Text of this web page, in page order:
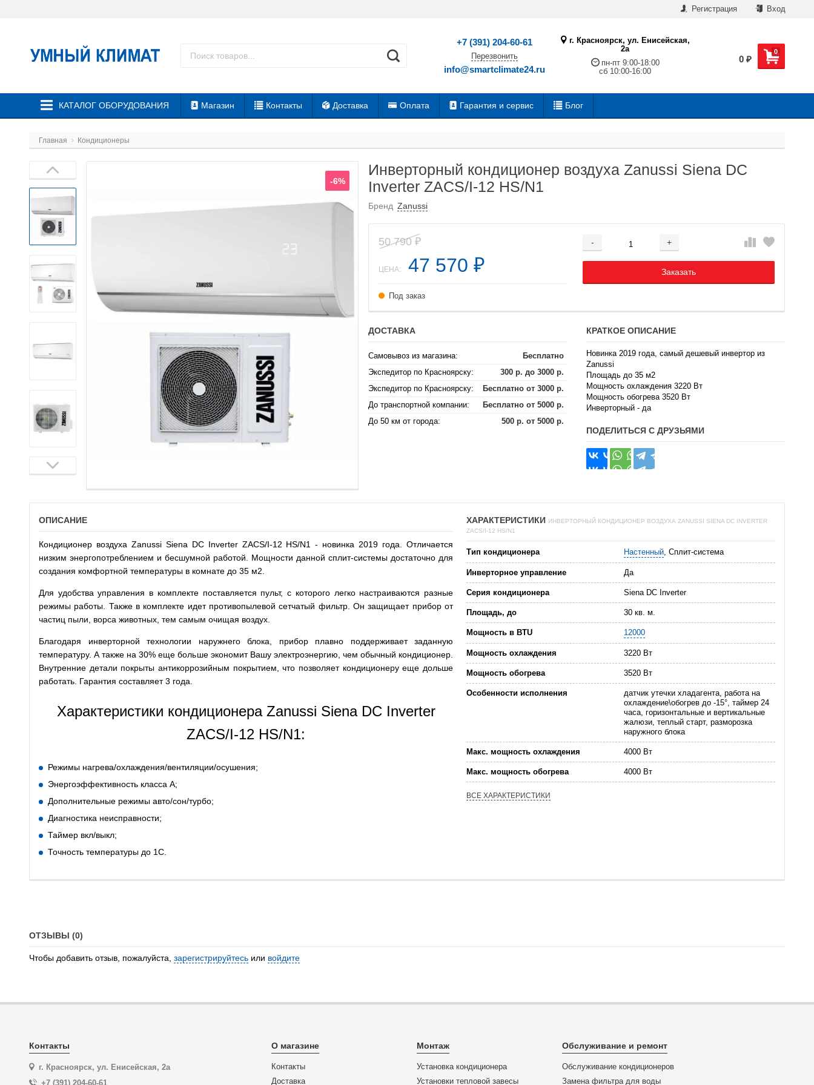
Регистрация Вход
+7 (391) 204-60-61
Перезвонить
info@smartclimate24.ru
г. Красноярск, ул. Енисейская,
2а
пн-пт 9:00-18:00
сб 10:00-16:00
0
0 ₽
КАТАЛОГ ОБОРУДОВАНИЯ Магазин Контакты Доставка Оплата Гарантия и сервис Блог
Главная Кондиционеры
-6%
Инверторный кондиционер воздуха Zanussi Siena DC
Inverter ZACS/I-12 HS/N1
Бренд Zanussi
- +
Добавляется...
Заказать
Добавлен
50 790 ₽
ЦЕНА: 47 570 ₽
Под заказ
ДОСТАВКА
Самовывоз из магазина:
Бесплатно
Экспедитор по Красноярску:
300 р. до 3000 р.
Экспедитор по Красноярску:
Бесплатно от 3000 р.
До транспортной компании:
Бесплатно от 5000 р.
До 50 км от города:
500 р. от 5000 р.
КРАТКОЕ ОПИСАНИЕ
Новинка 2019 года, самый дешевый инвертор из
Zanussi
Площадь до 35 м2
Мощность охлаждения 3220 Вт
Мощность обогрева 3520 Вт
Инверторный - да
ПОДЕЛИТЬСЯ С ДРУЗЬЯМИ
ХАРАКТЕРИСТИКИ ИНВЕРТОРНЫЙ КОНДИЦИОНЕР ВОЗДУХА ZANUSSI SIENA DC INVERTER
ZACS/I-12 HS/N1
Тип кондиционера Настенный, Сплит-система
Инверторное управление Да
Серия кондиционера Siena DC Inverter
Площадь, до 30 кв. м.
Мощность в BTU 12000
Мощность охлаждения 3220 Вт
Мощность обогрева 3520 Вт
Особенности исполнения
датчик утечки хладагента, работа на
охлаждение\обогрев до -15°, таймер 24
часа, горизонтальные и вертикальные
жалюзи, теплый старт, разморозка
наружного блока
Макс. мощность охлаждения 4000 Вт
Макс. мощность обогрева 4000 Вт
ВСЕ ХАРАКТЕРИСТИКИ
ОПИСАНИЕ
Кондиционер воздуха Zanussi Siena DC Inverter ZACS/I-12 HS/N1 - новинка 2019 года. Отличается
низким энергопотреблением и бесшумной работой. Мощности данной сплит-системы достаточно для
создания комфортной температуры в комнате до 35 м2.
Для удобства управления в комплекте поставляется пульт, с которого легко настраиваются разные
режимы работы. Также в комплекте идет противопылевой сетчатый фильтр. Он защищает прибор от
частиц пыли, ворса животных, тем самым очищая воздух.
Благодаря инверторной технологии наружнего блока, прибор плавно поддерживает заданную
температуру. А также на 30% еще больше экономит Вашу электроэнергию, чем обычный кондиционер.
Внутренние детали покрыты антикоррозийным покрытием, что позволяет кондиционеру еще дольше
работать. Гарантия составляет 3 года.
Характеристики кондиционера Zanussi Siena DC Inverter
ZACS/I-12 HS/N1:
Режимы нагрева/охлаждения/вентиляции/осушения;
Энергоэффективность класса А;
Дополнительные режимы авто/сон/турбо;
Диагностика неисправности;
Таймер вкл/выкл;
Точность температуры до 1С.
ОТЗЫВЫ (0)
Чтобы добавить отзыв, пожалуйста, зарегистрируйтесь или войдите
Контакты
г. Красноярск, ул. Енисейская, 2а
+7 (391) 204-60-61
О магазине
Контакты
Доставка
Монтаж
Установка кондиционера
Установки тепловой завесы
Обслуживание и ремонт
Обслуживание кондиционеров
Замена фильтра для воды